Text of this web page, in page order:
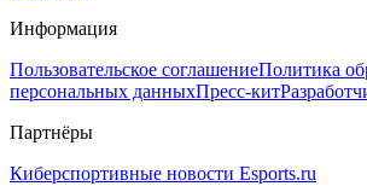
Информация
Пользовательское соглашениеПолитика
персональных данныхПресс-кит
Партнёры
Киберспортивные новости Esports.ru